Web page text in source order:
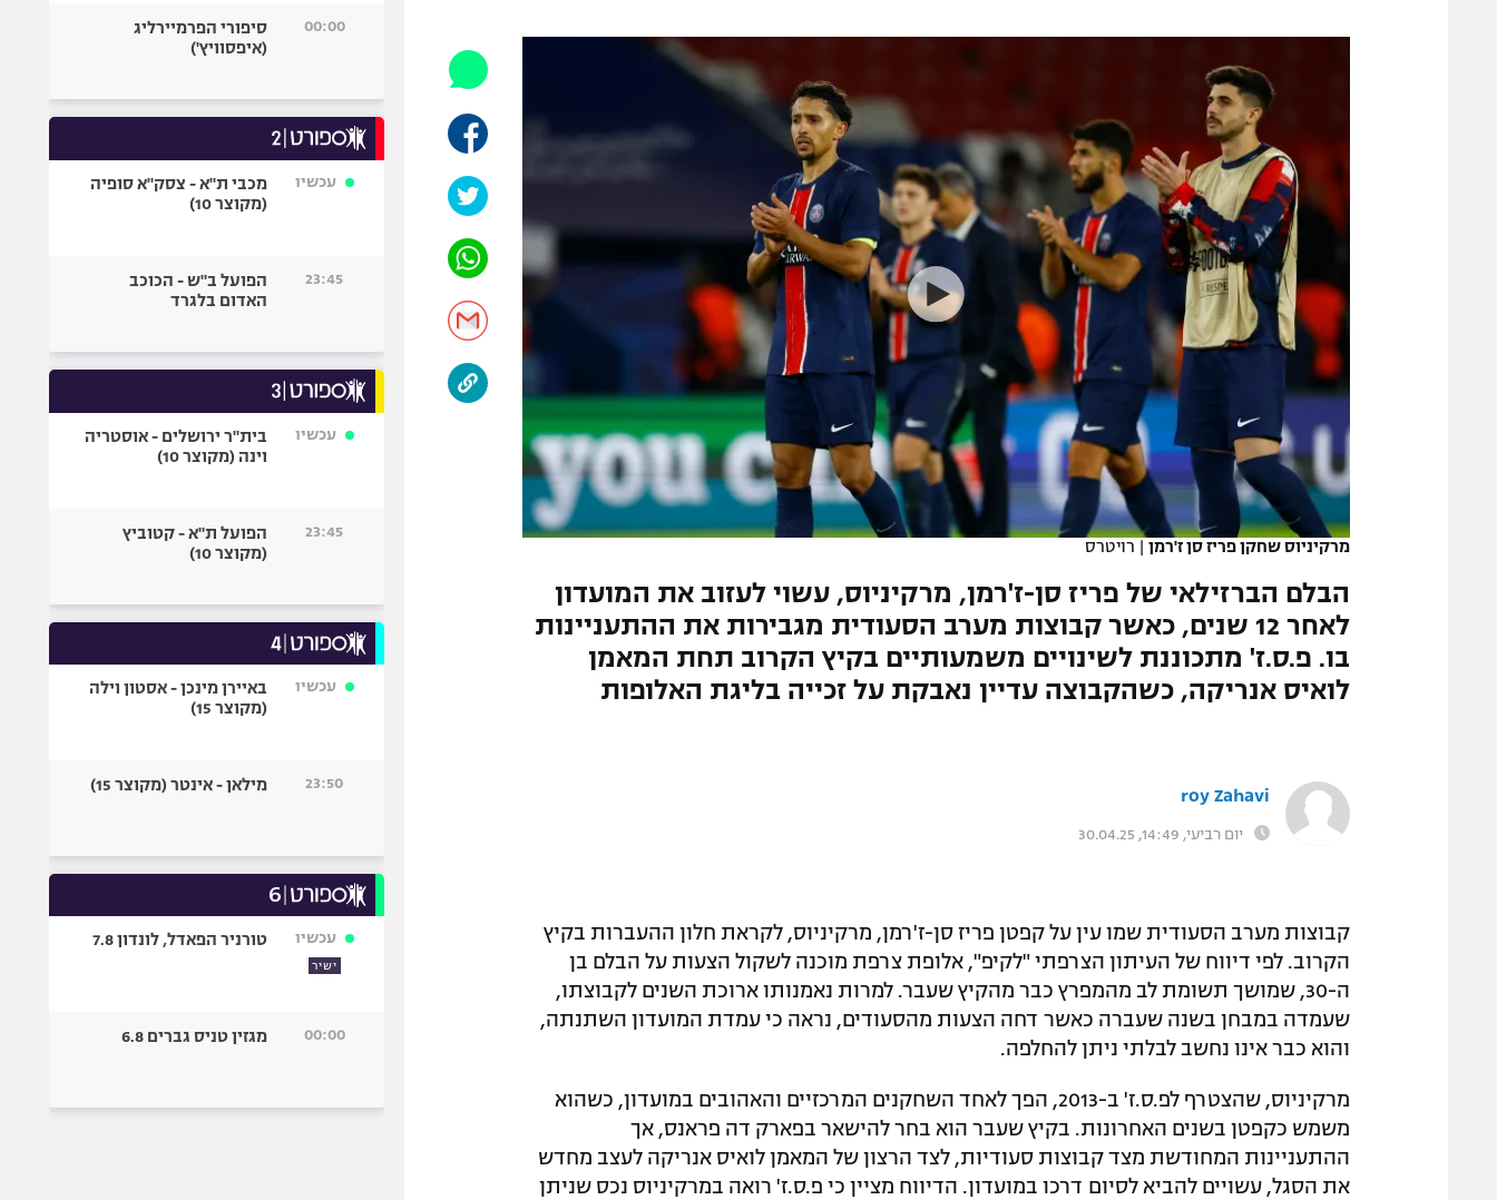
תקנון עבור פעילות אלקטרה
תקנון עבור פעילות ספורט 1 – "מרלן"
גיימינג E-Sports
תנאי שימוש
מדיניות פרטיות
תקנון פעילות ספורט 1
רשיון להקרנה פומבית לבית עסק
הצטרפות לחבילת הערוצים
לוח דרושים – ג'ובנט
תגיות
הפועל תל אביב
הפועל חיפה
הפועל באר שבע
מכבי נתניה
בני יהודה
ליגה סינית
ליגה ברזילאית
ליגות נוספות
אופניים
כדורמים
פוטבול אמריקאי NFL
בייסבול MLB
ספורט אתגרי
גיימינג E-Sports
מרקיניוס שחקן פריז סן ז'רמן | רויטרס
הבלם הברזילאי של פריז סן-ז'רמן, מרקיניוס, עשוי לעזוב את המועדון
לאחר 12 שנים, כאשר קבוצות מערב הסעודית מגבירות את ההתעניינות
בו. פ.ס.ז' מתכוננת לשינויים משמעותיים בקיץ הקרוב תחת המאמן
לואיס אנריקה, כשהקבוצה עדיין נאבקת על זכייה בליגת האלופות
roy Zahavi
יום רביעי, 14:49, 30.04.25
קבוצות מערב הסעודית שמו עין על קפטן פריז סן-ז'רמן, מרקיניוס, לקראת חלון ההעברות בקיץ
הקרוב. לפי דיווח של העיתון הצרפתי "לקיפ", אלופת צרפת מוכנה לשקול הצעות על הבלם בן
ה-30, שמושך תשומת לב מהמפרץ כבר מהקיץ שעבר. למרות נאמנותו ארוכת השנים לקבוצתו,
שעמדה במבחן בשנה שעברה כאשר דחה הצעות מהסעודים, נראה כי עמדת המועדון השתנתה,
והוא כבר אינו נחשב לבלתי ניתן להחלפה.
מרקיניוס, שהצטרף לפ.ס.ז' ב-2013, הפך לאחד השחקנים המרכזיים והאהובים במועדון, כשהוא
משמש כקפטן בשנים האחרונות. בקיץ שעבר הוא בחר להישאר בפארק דה פראנס, אך
ההתעניינות המחודשת מצד קבוצות סעודיות, לצד הרצון של המאמן לואיס אנריקה לעצב מחדש
את הסגל, עשויים להביא לסיום דרכו במועדון. הדיווח מציין כי פ.ס.ז' רואה במרקיניוס נכס שניתן
00:00
סיפורי הפרמיירליג
(איפסוויץ')
עכשיו
מכבי ת"א - צסק"א סופיה
(מקוצר 10)
23:45
הפועל ב"ש - הכוכב
האדום בלגרד
עכשיו
בית"ר ירושלים - אוסטריה
וינה (מקוצר 10)
23:45
הפועל ת"א - קטוביץ
(מקוצר 10)
עכשיו
באיירן מינכן - אסטון וילה
(מקוצר 15)
23:50 מילאן - אינטר (מקוצר 15)
עכשיו
ישיר
טורניר הפאדל, לונדון 7.8
00:00 מגזין טניס גברים 6.8